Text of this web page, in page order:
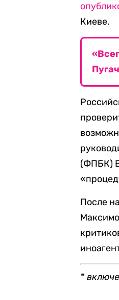
Киеве.
(ФПБК)
После
*